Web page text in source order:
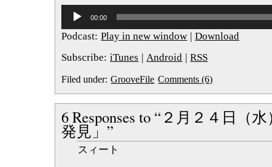
プ
レ
ヤ
00:00
Podcast: Play in new window | Download
Subscribe: iTunes | Android | RSS
Filed under: GrooveFile Comments (6)
6 Responses to “２月２４日（
発見」”
スィート